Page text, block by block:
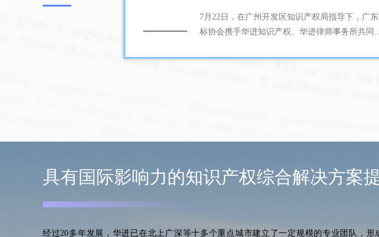
7月22日，在广州开发区知识产权局指导下，广
标协会携手华进知识产权、华进律师事务所共同举
号申报、新商标法解读、企业商标合规体系搭建
具有国际影响力的知识产权综合解决方案
经过20多年发展，华进已在北上广深等十多个重点城市建立了一定规模的专业团队，